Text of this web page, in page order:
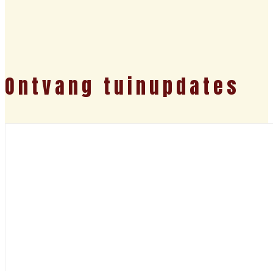
Ontvang tuinupdates